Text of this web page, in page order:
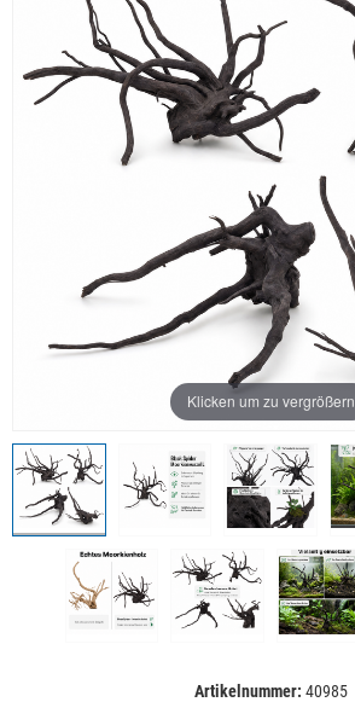
Klicken um zu vergrößern
Artikelnummer: 40985